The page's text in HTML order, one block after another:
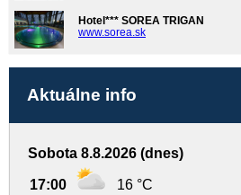
Hotel*** SOREA TRIGAN
www.sorea.sk
Aktuálne info
Sobota 8.8.2026 (dnes)
17:00 16 °C